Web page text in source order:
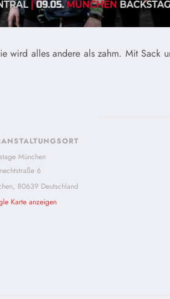
wird alles andere als zahm. Mit Sack
München
6
, 80639 Deutschland
Karte anzeigen